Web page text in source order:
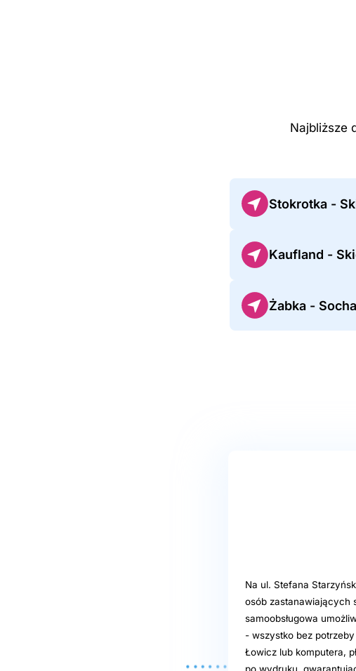
Najbliższe
Stokrotka -
Kaufland -
Żabka -
Na ul. Stefana
osób zastanawiających
samoobsługowa
- wszystko bez
Łowicz lub komputera,